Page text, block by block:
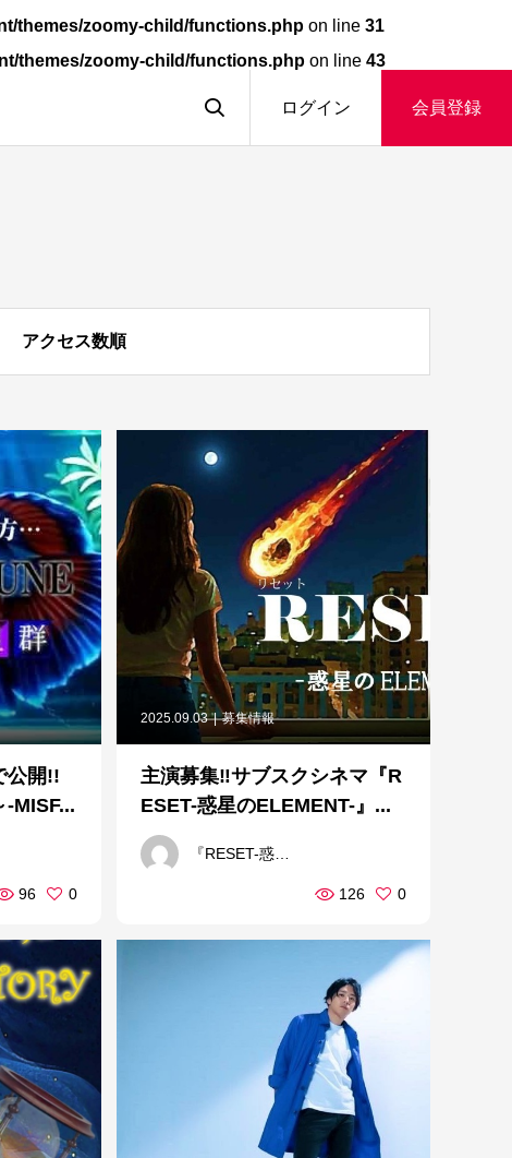
themes/zoomy-child/functions.php on line 31
themes/zoomy-child/functions.php on line 43
ログイン 会員登録
アクセス数順
公開!!
-MISF...
96 0
2025.09.03 募集情報
主演募集‼サブスクシネマ『R
ESET-惑星のELEMENT-』...
126 0